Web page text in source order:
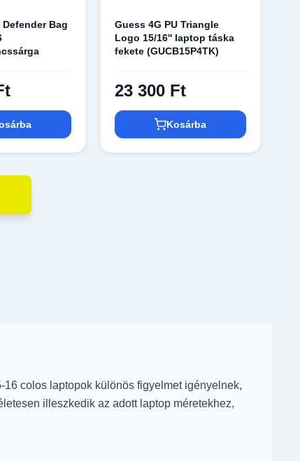
Bag
Guess 4G PU Triangle
Logo 15/16'' laptop táska
fekete (GUCB15P4TK)
23 300 Ft
Kosárba
colos laptopok különös figyelmet igényelnek,
illeszkedik az adott laptop méretekhez,